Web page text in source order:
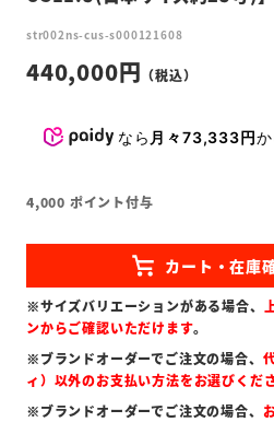
str002ns-cus-s000121608
440,000
なら 月々73,333円
4,000 ポイント付与
※サイズバリエーションがある場合、
ンからご確認いただけます。
※ブランドオーダーでご注文の場合、
ィ）以外のお支払い方法をお選びくだ
※ブランドオーダーでご注文の場合、